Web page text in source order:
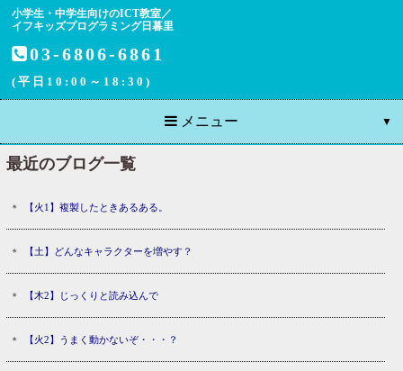
小学生・中学生向けのICT教室／
イフキッズプログラミング日暮里
03-6806-6861
(平日10:00～18:30)
メニュー
最近のブログ一覧
【火1】複製したときあるある。
【土】どんなキャラクターを増やす？
【木2】じっくりと読み込んで
【火2】うまく動かないぞ・・・？